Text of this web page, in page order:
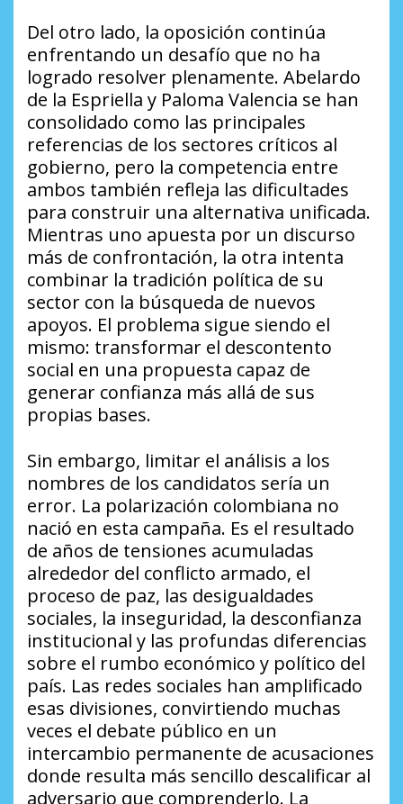
Del otro lado, la oposición continúa
enfrentando un desafío que no ha
logrado resolver plenamente. Abelardo
de la Espriella y Paloma Valencia se han
consolidado como las principales
referencias de los sectores críticos al
gobierno, pero la competencia entre
ambos también refleja las dificultades
para construir una alternativa unificada.
Mientras uno apuesta por un discurso
más de confrontación, la otra intenta
combinar la tradición política de su
sector con la búsqueda de nuevos
apoyos. El problema sigue siendo el
mismo: transformar el descontento
social en una propuesta capaz de
generar confianza más allá de sus
propias bases.
Sin embargo, limitar el análisis a los
nombres de los candidatos sería un
error. La polarización colombiana no
nació en esta campaña. Es el resultado
de años de tensiones acumuladas
alrededor del conflicto armado, el
proceso de paz, las desigualdades
sociales, la inseguridad, la desconfianza
institucional y las profundas diferencias
sobre el rumbo económico y político del
país. Las redes sociales han amplificado
esas divisiones, convirtiendo muchas
veces el debate público en un
intercambio permanente de acusaciones
donde resulta más sencillo descalificar al
adversario que comprenderlo. La